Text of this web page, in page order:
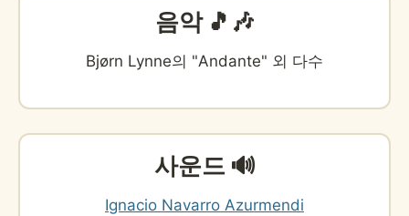
음악 🎵🎶
Bjørn Lynne의 "Andante" 외 다수
사운드 🔊
Ignacio Navarro Azurmendi